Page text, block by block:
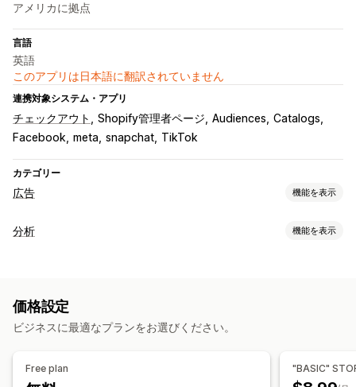
アメリカに拠点
言語
英語
このアプリは日本語に翻訳されていません
連携対象システム・アプリ
チェックアウト Shopify管理者ページ Audiences Catalogs
Facebook meta snapchat TikTok
カテゴリー
広告 機能を表示
ターゲティング
商品カテゴリー
SNS
ウェブサイト
分析 機能を表示
セグメンテーション
コホート分析
マーケティングアトリビューション
チェックアウト分析 ROAS
価格設定
ビジネスに最適なプランをお選びください。
Free plan "BASIC"